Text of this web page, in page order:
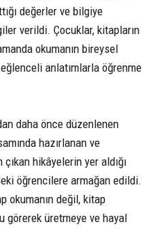
değerler ve bilgiye
verildi. Çocuklar, kitapların
okumanın bireysel
anlatımlarla öğrenme
daha önce düzenlenen
hazırlanan ve
hikâyelerin yer aldığı
öğrencilere armağan edildi.
okumanın değil, kitap
görerek üretmeye ve hayal